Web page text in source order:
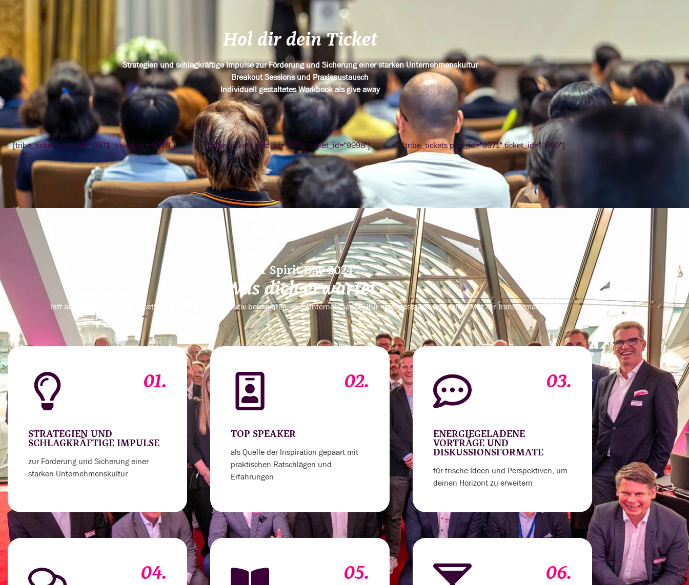
Hol dir dein Ticket
Strategien und schlagkräftige Impulse zur Förderung und Sicherung einer starken Unternehmenskultur
Breakout Sessions und Praxisaustausch
Individuell gestaltetes Workbook als give away
[tribe_tickets post_id="9971" ticket_id="9979"] [tribe_tickets post_id="9971" ticket_id="9998"] [tribe_tickets post_id="9971" ticket_id="9999"]
Der Spirit Day 2024
Was dich erwartet
Triff auf Entscheider, die Facetten des Wachstums positiv beleuchten, ihre Unternehmenskultur aktiv gestalten und tanke Mut für Transformation.
01.
STRATEGIEN UND
SCHLAGKRÄFTIGE IMPULSE
zur Förderung und Sicherung einer
starken Unternehmenskultur
02.
TOP SPEAKER
als Quelle der Inspiration gepaart mit
praktischen Ratschlägen und
Erfahrungen
03.
ENERGIEGELADENE
VORTRÄGE UND
DISKUSSIONSFORMATE
für frische Ideen und Perspektiven, um
deinen Horizont zu erweitern
04. 05. 06.